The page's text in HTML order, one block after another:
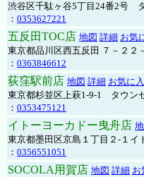
渋谷区千駄ヶ谷5丁目24番2号
： 0353627221
五反田TOC店 地図 詳細 お気
東京都品川区西五反田 ７－２２
： 0363846612
荻窪駅前店 地図 詳細 お気に
東京都杉並区上萩1-9-1 タウン
： 0353475121
イトーヨーカドー曳舟店
東京都墨田区京島１丁目２-１イ
： 0356551051
SOCOLA用賀店 地図 詳細 お